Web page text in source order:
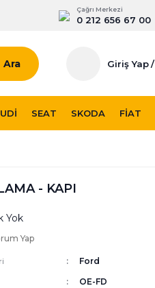
Çağrı Merkezi
0 212 656 67 00
Ara Giriş Yap/
SEAT SKODA FIAT
- KAPI
Yok
Yap
Ford
OE-FD